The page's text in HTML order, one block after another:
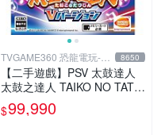
TVGAME360 恐龍電玩-台
中店
8650
【二手遊戲】PSV 太鼓達人
太鼓之達人 TAIKO NO TATS
UJIN V VERSION 中文版
【台中恐龍電玩】
$99,990